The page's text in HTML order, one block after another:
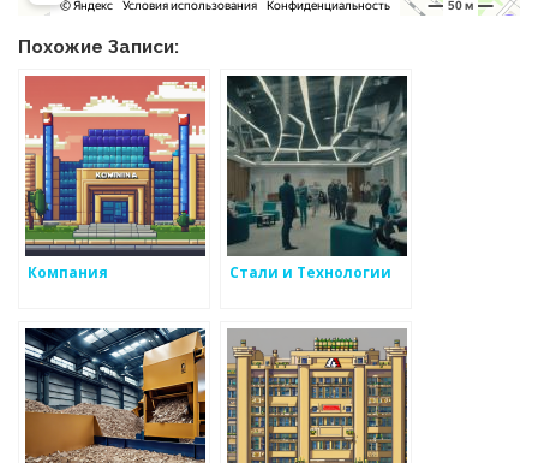
Похожие Записи:
Компания Стали и Технологии